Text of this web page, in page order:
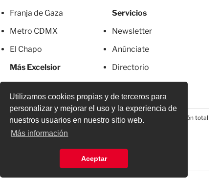
Utilizamos cookies propias y de terceros para
personalizar y mejorar el uso y la experiencia de
nuestros usuarios en nuestro sitio web.
Más información
Aceptar
Franja de Gaza
Metro CDMX
El Chapo
Más Excelsior
Servicios
Newsletter
Anúnciate
Directorio
© 2026 Todos los derechos reservados. Prohibida la reproducción total
o parcial, incluyendo cualquier medio electrónico*